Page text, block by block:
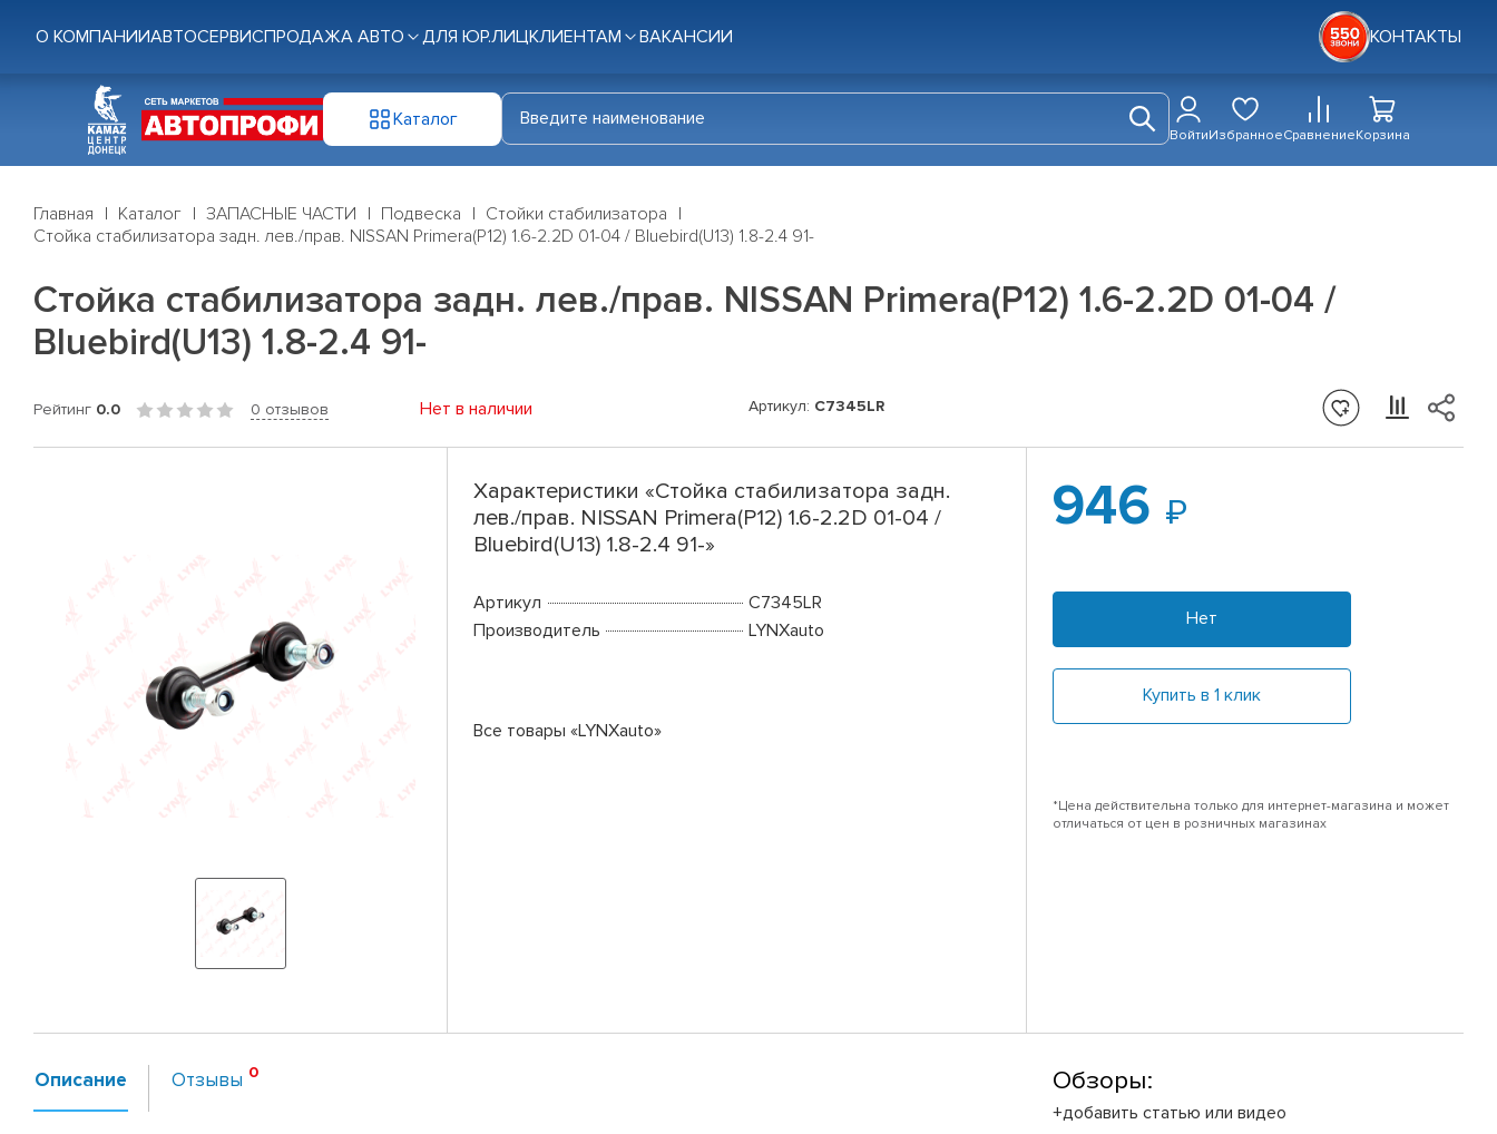
О КОМПАНИИАВТОСЕРВИСПРОДАЖА АВТО ДЛЯ ЮР.ЛИЦКЛИЕНТАМ ВАКАНСИИ КОНТАКТЫ
Каталог
ВойтиИзбранноеСравнениеКорзина
Главная Каталог ЗАПАСНЫЕ ЧАСТИ Подвеска
Стойки стабилизатора
Стойка стабилизатора задн. лев./прав. NISSAN Primera(P12) 1.6-2.2D 01-04 / Bluebird(U13) 1.8-2.4 91-
Стойка стабилизатора задн. лев./прав. NISSAN Primera(P12) 1.6-2.2D 01-04 /
Bluebird(U13) 1.8-2.4 91-
Рейтинг 0.0 0 отзывов Нет в наличии Артикул: C7345LR
Характеристики «Стойка стабилизатора задн.
лев./прав. NISSAN Primera(P12) 1.6-2.2D 01-04 /
Bluebird(U13) 1.8-2.4 91-»
Артикул
C7345LR
Производитель
LYNXauto
Все товары «LYNXauto»
946
Нет
Купить в 1 клик
*Цена действительна только для интернет-магазина и может
отличаться от цен в розничных магазинах
Описание Отзывы Обзоры:
+добавить статью или видео